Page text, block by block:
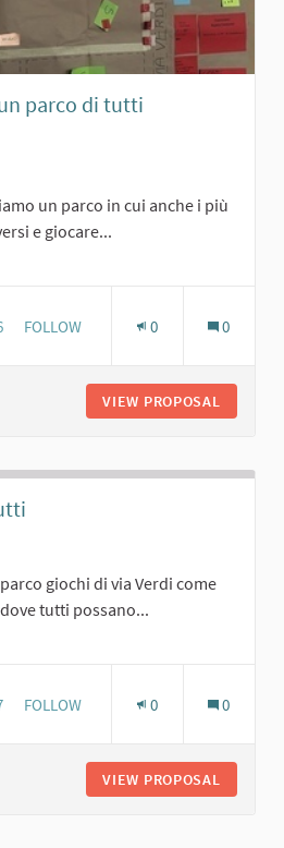
parco di tutti
un parco in cui anche i più
e giocare...
6 FOLLOWERS
FOLLOW 0 0
VIEW PROPOSAL
giochi di via Verdi come
tutti possano...
7 FOLLOWERS
FOLLOW 0 0
VIEW PROPOSAL